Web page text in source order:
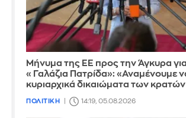
Μήνυμα της ΕΕ προς την Άγκυρα
«Γαλάζια Πατρίδα»: «Αναμένουμε
κυριαρχικά δικαιώματα των
ΠΟΛΙΤΙΚΗ 14:19, 05.08.2026